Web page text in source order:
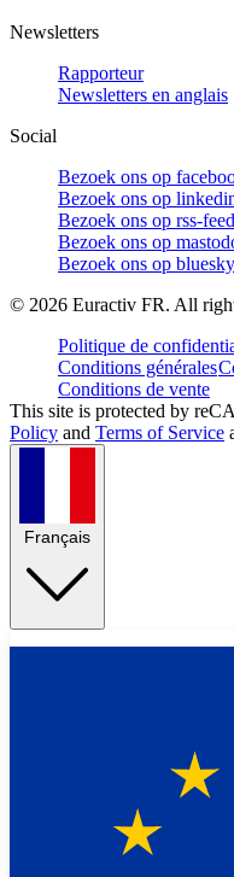
Newsletters
Rapporteur
Newsletters en anglais
Social
Bezoek ons op
Bezoek ons op
Bezoek ons op rss-feed
Bezoek ons op
Bezoek ons op bluesky
© 2026 Euractiv FR. All
Politique de
Conditions générales
Conditions de vente
This site is protected by
Policy and Terms of Service
Français